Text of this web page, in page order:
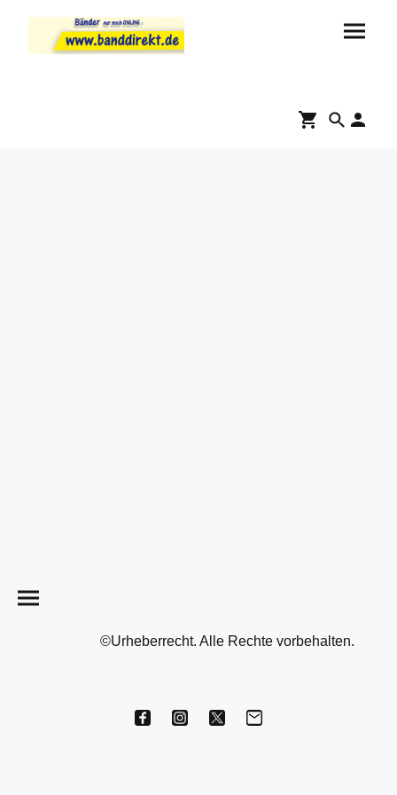
©Urheberrecht. Alle Rechte vorbehalten.